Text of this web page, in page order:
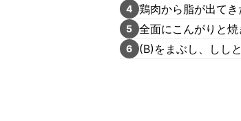
4 鶏肉から脂が出てき
5 全面にこんがりと
6 (B)をまぶし、しし